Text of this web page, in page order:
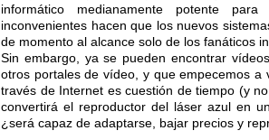
informático medianamente potente
inconvenientes hacen que los nuevos
de momento al alcance solo de los fanáticos
Sin embargo, ya se pueden encontrar
otros portales de vídeo, y que empecemos a
través de Internet es cuestión de tiempo (y
convertirá el reproductor del láser azul en
¿será capaz de adaptarse, bajar precios y